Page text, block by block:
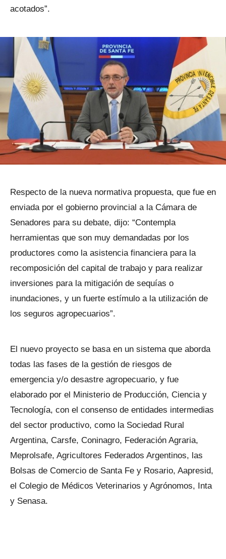
acotados”.
Respecto de la nueva normativa propuesta, que fue en
enviada por el gobierno provincial a la Cámara de
Senadores para su debate, dijo: “Contempla
herramientas que son muy demandadas por los
productores como la asistencia financiera para la
recomposición del capital de trabajo y para realizar
inversiones para la mitigación de sequías o
inundaciones, y un fuerte estímulo a la utilización de
los seguros agropecuarios”.
El nuevo proyecto se basa en un sistema que aborda
todas las fases de la gestión de riesgos de
emergencia y/o desastre agropecuario, y fue
elaborado por el Ministerio de Producción, Ciencia y
Tecnología, con el consenso de entidades intermedias
del sector productivo, como la Sociedad Rural
Argentina, Carsfe, Coninagro, Federación Agraria,
Meprolsafe, Agricultores Federados Argentinos, las
Bolsas de Comercio de Santa Fe y Rosario, Aapresid,
el Colegio de Médicos Veterinarios y Agrónomos, Inta
y Senasa.